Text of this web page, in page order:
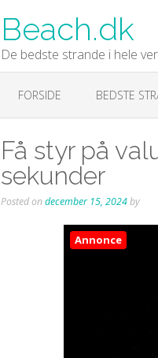
Beach.dk
De bedste strande i hele
FORSIDE BEDSTE
Få styr på
sekunder
Posted ondecember 15, 2024by
Annonce